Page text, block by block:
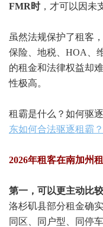
FMR时，才可以因未
虽然法规保护了租客
保险、地税、HOA、
的租金和法律权益却
性极高。
租霸是什么？如何驱
东如何合法驱逐租霸？
2026年租客在南加州
第一，可以更主动比较
洛杉矶县部分租金确
同区、同户型、同停